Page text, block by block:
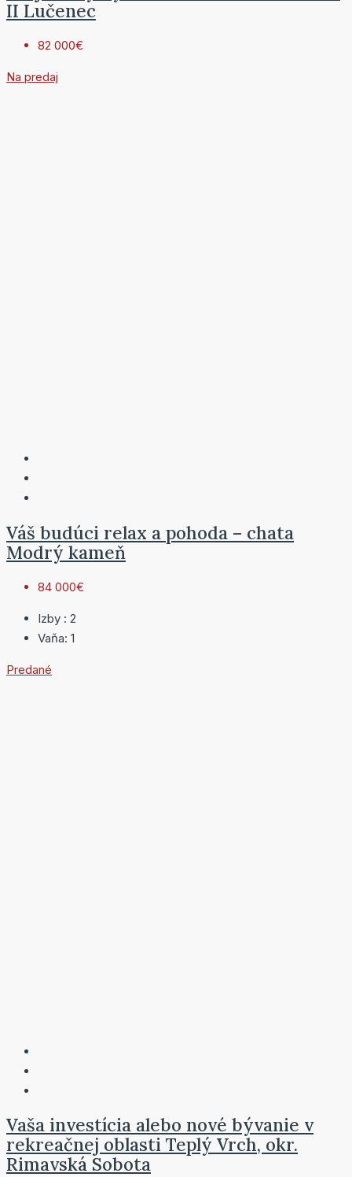
II Lučenec
82 000€
Na predaj
Váš budúci relax a pohoda – chata
Modrý kameň
84 000€
Izby : 2
Vaňa: 1
Predané
Vaša investícia alebo nové bývanie v
rekreačnej oblasti Teplý Vrch, okr.
Rimavská Sobota